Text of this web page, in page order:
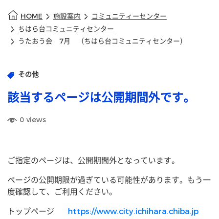
HOME 施設案内
コミュニティーセンター
ちはら台コミュニティセンター
うたおう会 7月 （ちはら台コミュニティセンター）
その他
該当するページは公開期間外です。
0 views
ご指定のページは、公開期間外となっています。
ページの公開期限が過ぎている可能性があります。もう一
度確認して、ご利用ください。
トップページ https://www.city.ichihara.chiba.jp